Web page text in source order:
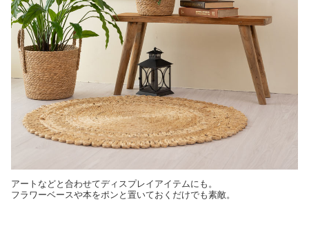
アートなどと合わせてディスプレイアイテムにも。
フラワーベースや本をポンと置いておくだけでも素敵。